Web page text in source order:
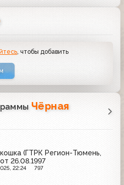
, чтобы добавить
Чёрная
(ГТРК Регион-Тюмень,
26.08.1997
22:24 797